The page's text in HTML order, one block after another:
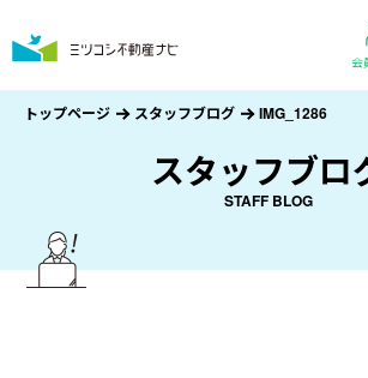
会
スタッフブロ
STAFF BLOG
トップページ スタッフブログ IMG_1286